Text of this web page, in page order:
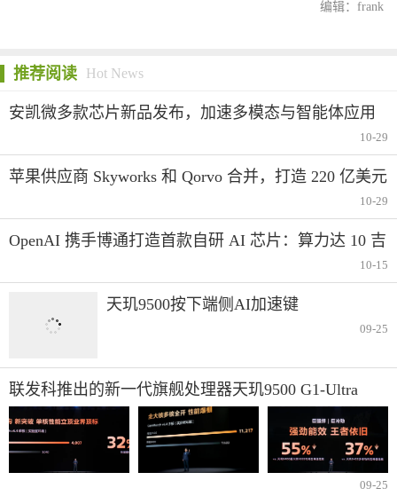
编辑：frank
推荐阅读 Hot News
安凯微多款芯片新品发布，加速多模态与智能体应用
10-29
苹果供应商 Skyworks 和 Qorvo 合并，打造 220 亿美元
10-29
OpenAI 携手博通打造首款自研 AI 芯片：算力达 10 吉
10-15
天玑9500按下端侧AI加速键
09-25
联发科推出的新一代旗舰处理器天玑9500 G1-Ultra
GPU性能、能效、游戏全场称霸！
09-25